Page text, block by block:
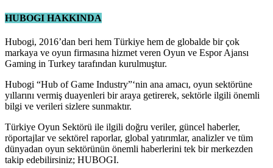
HUBOGI HAKKINDA
Hubogi, 2016’dan beri hem Türkiye hem de globalde bir çok
markaya ve oyun firmasına hizmet veren Oyun ve Espor Ajansı
Gaming in Turkey tarafından kurulmuştur.
Hubogi “Hub of Game Industry”‘nin ana amacı, oyun sektörüne
yıllarını vermiş duayenleri bir araya getirerek, sektörle ilgili önemli
bilgi ve verileri sizlere sunmaktır.
Türkiye Oyun Sektörü ile ilgili doğru veriler, güncel haberler,
röportajlar ve sektörel raporlar, global yatırımlar, analizler ve tüm
dünyadan oyun sektörünün önemli haberlerini tek bir merkezden
takip edebilirsiniz; HUBOGI.